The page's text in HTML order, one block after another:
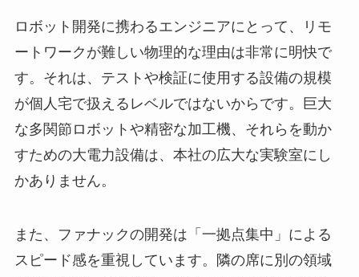
ロボット開発に携わるエンジニアにとって、リモ
ートワークが難しい物理的な理由は非常に明快で
す。それは、テストや検証に使用する設備の規模
が個人宅で扱えるレベルではないからです。巨大
な多関節ロボットや精密な加工機、それらを動か
すための大電力設備は、本社の広大な実験室にし
かありません。
また、ファナックの開発は「一拠点集中」による
スピード感を重視しています。隣の席に別の領域